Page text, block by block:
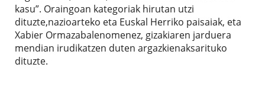
kasu”. Oraingoan kategoriak hirutan utzi
dituzte,nazioarteko eta Euskal Herriko paisaiak, eta
Xabier Ormazabalenomenez, gizakiaren jarduera
mendian irudikatzen duten argazkienaksarituko
dituzte.